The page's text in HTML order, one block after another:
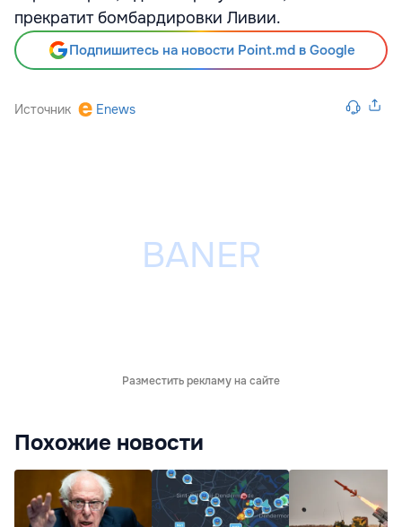
прекратит бомбардировки Ливии.
Подпишитесь на новости Point.md в Google
Источник Enews
Разместить рекламу на сайте
Похожие новости